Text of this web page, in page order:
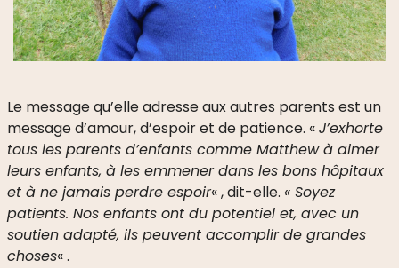
Le message qu’elle adresse aux autres parents est un
message d’amour, d’espoir et de patience. «J’exhorte
tous les parents d’enfants comme Matthew à aimer
leurs enfants, à les emmener dans les bons hôpitaux
et à ne jamais perdre espoir« , dit-elle. « Soyez
patients. Nos enfants ont du potentiel et, avec un
soutien adapté, ils peuvent accomplir de grandes
choses« .